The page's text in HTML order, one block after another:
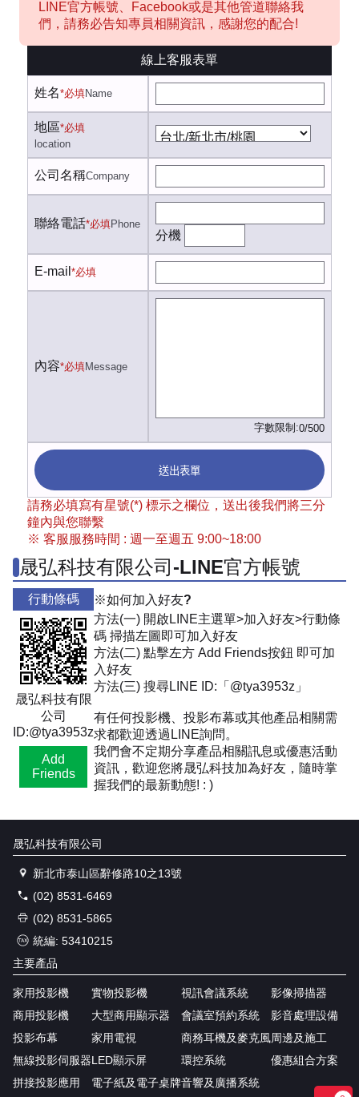
LINE官方帳號、Facebook或是其他管道聯絡我
們，請務必告知專員相關資訊，感謝您的配合!
線上客服表單
姓名*必填Name
地區*必填
location
公司名稱Company
聯絡電話*必填Phone
分機
E-mail *必填
內容*必填Message
字數限制:0/500
送出表單
請務必填寫有星號(*) 標示之欄位，送出後我們將三分
鐘內與您聯繫
※ 客服服務時間 : 週一至週五 9:00~18:00
晟弘科技有限公司-LINE官方帳號
行動條碼
晟弘科技有限
公司
ID:@tya3953z
Add
Friends
※如何加入好友?
方法(一) 開啟LINE主選單>加入好友>行動條
碼 掃描左圖即可加入好友
方法(二) 點擊左方 Add Friends按鈕 即可加
入好友
方法(三) 搜尋LINE ID:「@tya3953z」
有任何投影機、投影布幕或其他產品相關需
求都歡迎透過LINE詢問。
我們會不定期分享產品相關訊息或優惠活動
資訊，歡迎您將晟弘科技加為好友，隨時掌
握我們的最新動態! : )
晟弘科技有限公司
新北市泰山區辭修路10之13號
(02) 8531-6469
(02) 8531-5865
統編: 53410215
主要產品
家用投影機
商用投影機
投影布幕
無線投影伺服器
拼接投影應用
實物投影機
大型商用顯示器
家用電視
LED顯示屏
電子紙及電子桌牌
視訊會議系統
會議室預約系統
商務耳機及麥克風
環控系統
音響及廣播系統
影像掃描器
影音處理設備
周邊及施工
優惠組合方案